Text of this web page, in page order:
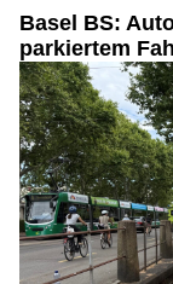
Basel BS:
parkiertem